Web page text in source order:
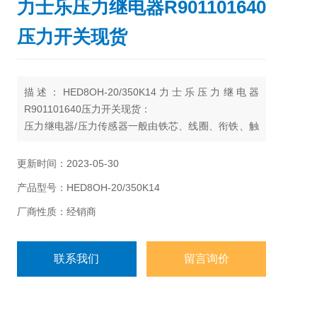
力士乐压力继电器R901101640
压力开关现货
描述：HED8OH-20/350K14力士乐压力继电器
R901101640压力开关现货：
压力继电器/压力传感器一般由铁芯、线圈、衔铁、触
更新时间：2023-05-30
产品型号：HED8OH-20/350K14
厂商性质：经销商
联系我们 留言询价